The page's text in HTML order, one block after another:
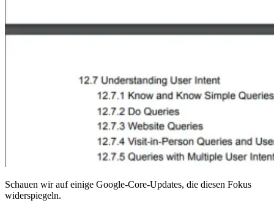
Schauen wir auf einige Google-Core-Updates, die diesen Fokus
widerspiegeln.